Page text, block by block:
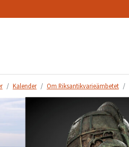
Kalender Om Riksantikvarieämbetet